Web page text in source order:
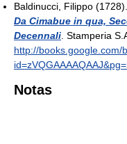
Baldinucci, Filippo (1728).
Da Cimabue in qua,
Decennali. Stamperia
http://books.google.com/
Notas